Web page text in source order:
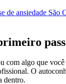
de ansiedade São
com algo que
O
dentro.